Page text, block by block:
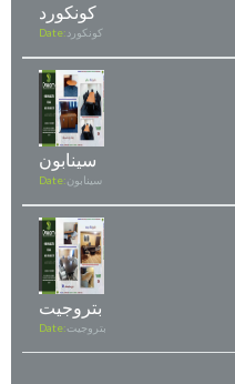
كونكورد
Date: كونكورد
سينابون
Date:سينابون
بتروجيت
Date:بتروجيت